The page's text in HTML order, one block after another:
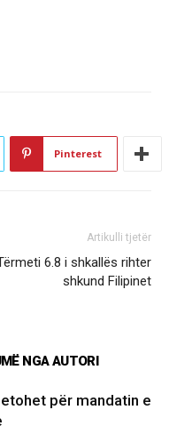
Pinterest
Artikulli tjetër
6.8 i shkallës rihter
shkund Filipinet
NGA AUTORI
për mandatin e